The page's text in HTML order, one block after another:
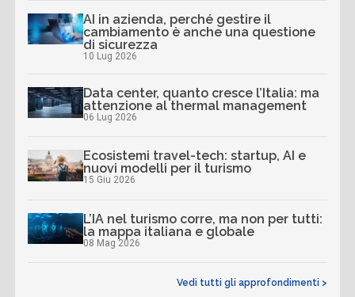
AI in azienda, perché gestire il
cambiamento è anche una questione
di sicurezza
10 Lug 2026
Data center, quanto cresce l’Italia: ma
attenzione al thermal management
06 Lug 2026
Ecosistemi travel-tech: startup, AI e
nuovi modelli per il turismo
15 Giu 2026
L’IA nel turismo corre, ma non per tutti:
la mappa italiana e globale
08 Mag 2026
Vedi tutti gli approfondimenti >